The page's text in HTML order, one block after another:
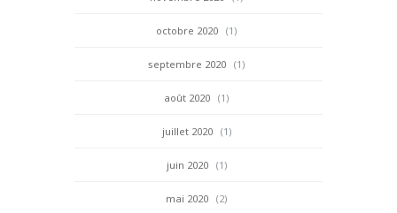
octobre 2020 (1)
septembre 2020 (1)
août 2020 (1)
juillet 2020 (1)
juin 2020 (1)
mai 2020 (2)